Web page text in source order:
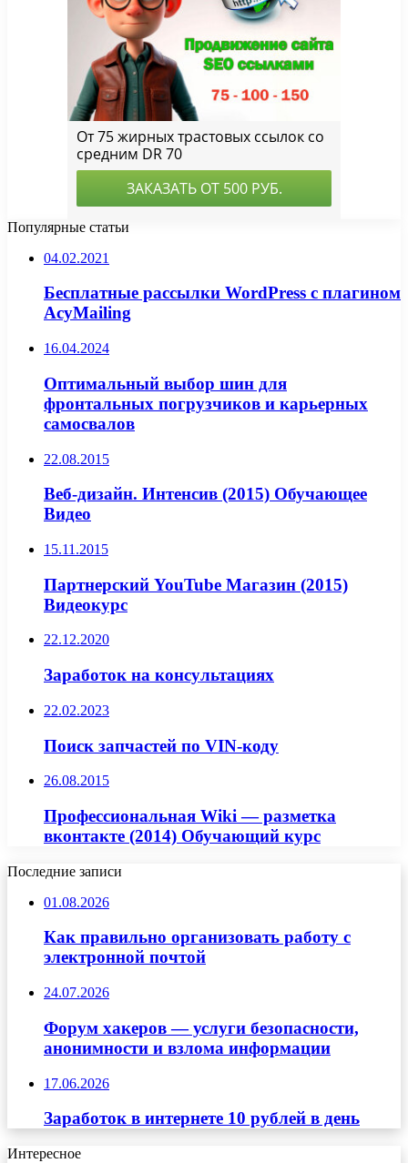
Популярные статьи
04.02.2021
Бесплатные рассылки WordPress с плагином
AcyMailing
16.04.2024
Оптимальный выбор шин для
фронтальных погрузчиков и карьерных
самосвалов
22.08.2015
Веб-дизайн. Интенсив (2015) Обучающее
Видео
15.11.2015
Партнерский YouTube Магазин (2015)
Видеокурс
22.12.2020
Заработок на консультациях
22.02.2023
Поиск запчастей по VIN-коду
26.08.2015
Профессиональная Wiki — разметка
вконтакте (2014) Обучающий курс
Последние записи
01.08.2026
Как правильно организовать работу с
электронной почтой
24.07.2026
Форум хакеров — услуги безопасности,
анонимности и взлома информации
17.06.2026
Заработок в интернете 10 рублей в день
Интересное